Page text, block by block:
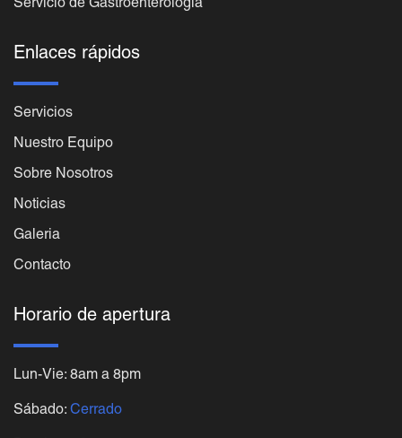
Servicio de Gastroenterologia
Enlaces rápidos
Servicios
Nuestro Equipo
Sobre Nosotros
Noticias
Galeria
Contacto
Horario de apertura
Lun-Vie: 8am a 8pm
Sábado: Cerrado